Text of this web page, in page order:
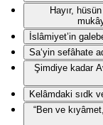
Hayır,
İslâmiyet’in
Sa‘yin sefâhate
Şimdiye kadar
Kelâmdaki sıdk
“Ben ve